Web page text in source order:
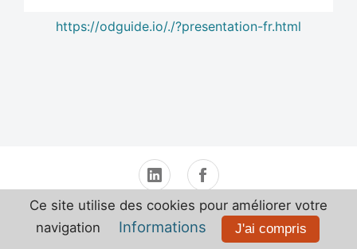
https://odguide.io/./?presentation-fr.html
i-Tego Mentions Légales Contact
© 2020-2026 i-Tego® SAS
Ce site utilise des cookies pour améliorer votre
navigation
Informations J'ai compris